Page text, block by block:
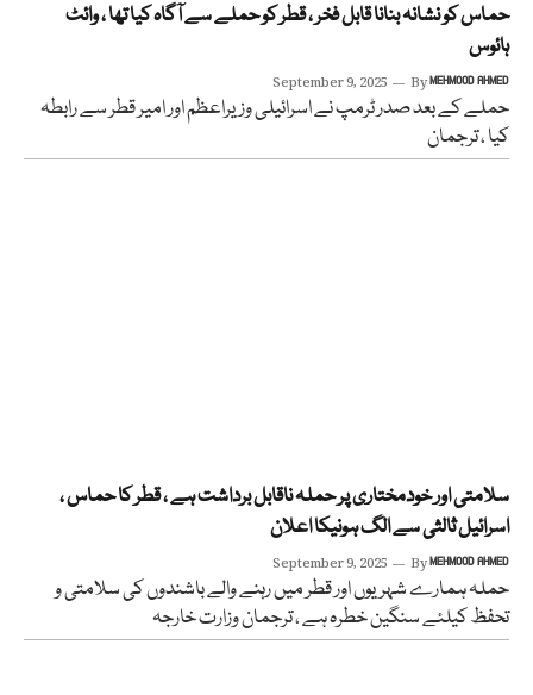
حماس کو نشانہ بنانا قابل فخر ، قطر کو حملے سے آگاہ کیا تھا ، وائٹ
ہائوس
September 9, 2025 ByMEHMOOD AHMED
حملے کے بعد صدر ٹرمپ نے اسرائیلی وزیراعظم اور امیر قطر سے رابطہ
کیا ، ترجمان
سلامتی اور خودمختاری پر حملہ ناقابل برداشت ہے ، قطر کا حماس ،
اسرائیل ثالثی سے الگ ہونیکا اعلان
September 9, 2025 ByMEHMOOD AHMED
حملہ ہمارے شہریوں اور قطر میں رہنے والے باشندوں کی سلامتی و
تحفظ کیلئے سنگین خطرہ ہے ، ترجمان وزارت خارجہ